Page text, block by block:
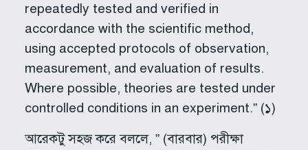
repeatedly tested and verified in
accordance with the scientific method,
using accepted protocols of observation,
measurement, and evaluation of results.
Where possible, theories are tested under
controlled conditions in an experiment.” (১)
আরেকটু সহজ করে বললে, ” (বারবার) পরীক্ষা